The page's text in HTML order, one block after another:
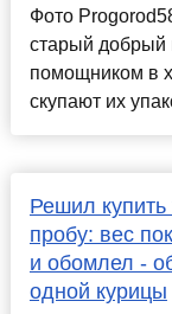
Фото
старый добрый
помощником в
скупают их
Решил
пробу: вес
и обомлел -
одной курицы